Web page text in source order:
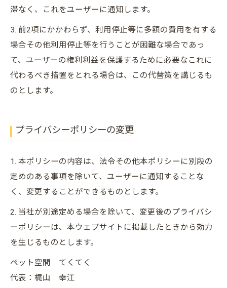
滞なく、これをユーザーに通知します。
3. 前2項にかかわらず、利用停止等に多額の費用を有する
場合その他利用停止等を行うことが困難な場合であっ
て、ユーザーの権利利益を保護するために必要なこれに
代わるべき措置をとれる場合は、この代替策を講じるも
のとします。
プライバシーポリシーの変更
1. 本ポリシーの内容は、法令その他本ポリシーに別段の
定めのある事項を除いて、ユーザーに通知することな
く、変更することができるものとします。
2. 当社が別途定める場合を除いて、変更後のプライバシ
ーポリシーは、本ウェブサイトに掲載したときから効力
を生じるものとします。
ペット空間 てくてく
代表：梶山 幸江